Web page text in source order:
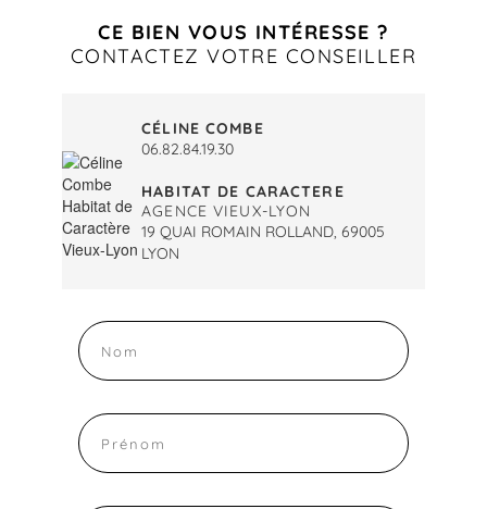
CE BIEN VOUS INTÉRESSE ?
CONTACTEZ VOTRE CONSEILLER
CÉLINE COMBE
06.82.84.19.30
HABITAT DE CARACTERE
AGENCE VIEUX-LYON
19 QUAI ROMAIN ROLLAND, 69005
LYON